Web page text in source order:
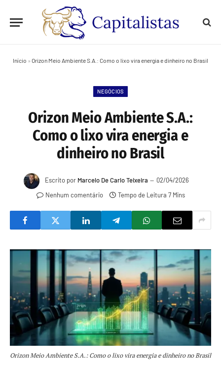
Início » Orizon Meio Ambiente S.A.: Como o lixo vira energia e dinheiro no Brasil
NEGÓCIOS
Orizon Meio Ambiente S.A.:
Como o lixo vira energia e
dinheiro no Brasil
Escrito por Marcelo De Carlo Teixeira
02/04/2026
Nenhum comentário
Tempo de Leitura 7 Mins
Orizon Meio Ambiente S.A.: Como o lixo vira energia e dinheiro no Brasil